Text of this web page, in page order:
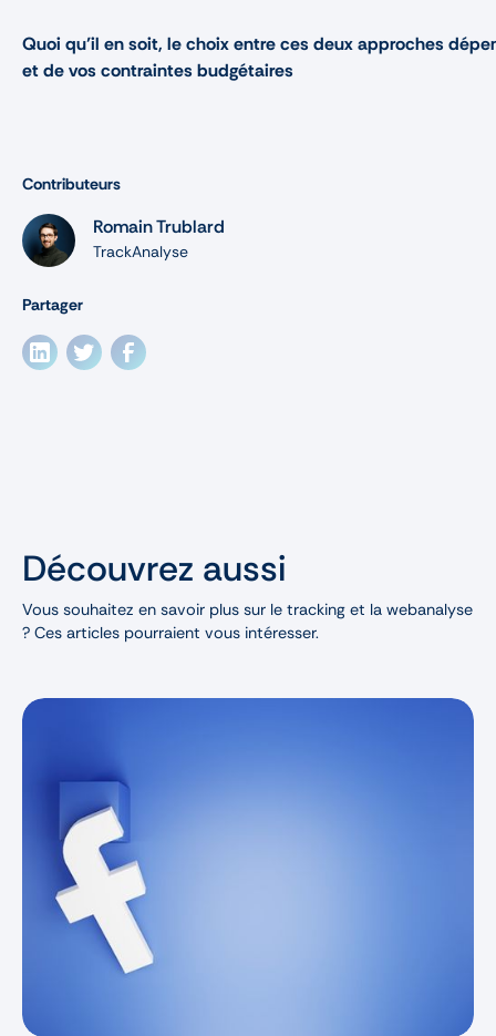
Contributeurs
Romain Trublard
TrackAnalyse
Partager
Quoi qu’il en soit, le choix entre ces deux approches
et de vos contraintes budgétaires
Découvrez aussi
Vous souhaitez en savoir plus sur le tracking et la webanalyse
? Ces articles pourraient vous intéresser.